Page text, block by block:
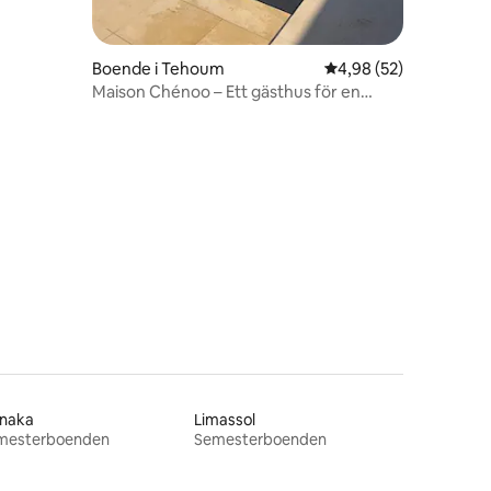
Boende i Tehoum 4,98 av 5 i
4,98 (52)
Maison Chénoo – Ett gästhus för en
Limassol
Semesterboenden